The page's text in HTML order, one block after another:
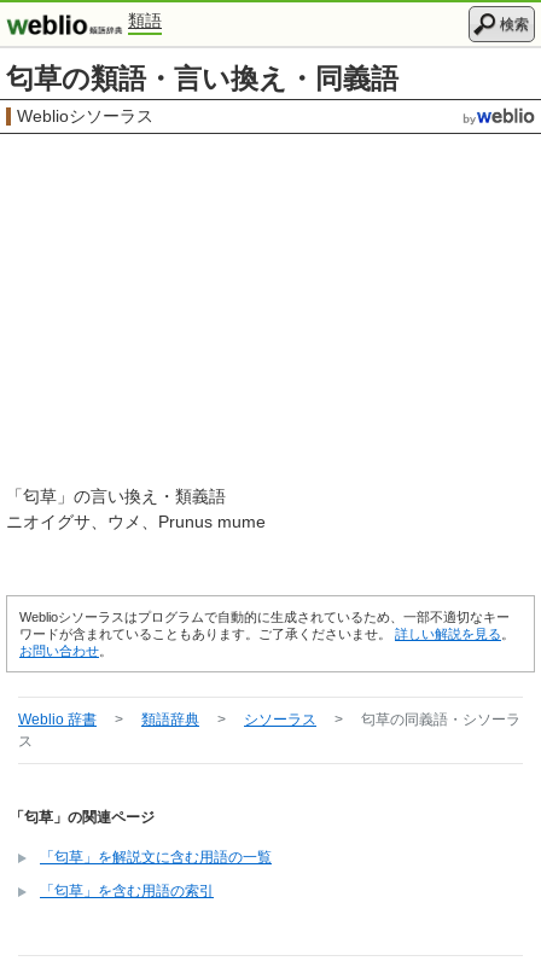
類語 検索
匂草の類語・言い換え・同義語
Weblioシソーラス
「匂草 」の言い換え・類義語
ニオイグサ
ウメ Prunus mume
Weblioシソーラスはプログラムで自動的に生成されているため、一部不適切なキー
ワードが含まれていることもあります。ご了承くださいませ。 詳しい解説を見る
お問い合わせ
Weblio 辞書 > 類語辞典 > シソーラス > 匂草の同義語・シソーラ
ス
「匂草」の関連ページ
「匂草」を解説文に含む用語の一覧
「匂草」を含む用語の索引